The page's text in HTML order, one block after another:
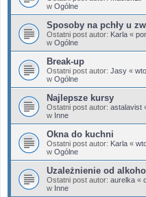
w Ogólne
Sposoby na pchły u
Ostatni post autor: Karla «
w Ogólne
Break-up
Ostatni post autor: Jasy «
w Ogólne
Najlepsze kursy
Ostatni post autor: astalavist
w Inne
Okna do kuchni
Ostatni post autor: Karla «
w Ogólne
Uzależnienie od
Ostatni post autor: aurelka «
w Inne